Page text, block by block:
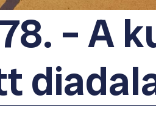
– A